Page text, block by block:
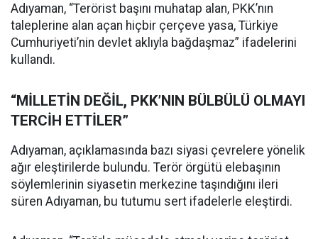
Adıyaman, “Terörist başını muhatap alan, PKK’nın
taleplerine alan açan hiçbir çerçeve yasa, Türkiye
Cumhuriyeti’nin devlet aklıyla bağdaşmaz” ifadelerini
kullandı.
“MİLLETİN DEĞİL, PKK’NIN BÜLBÜLÜ OLMAYI
TERCİH ETTİLER”
Adıyaman, açıklamasında bazı siyasi çevrelere yönelik
ağır eleştirilerde bulundu. Terör örgütü elebaşının
söylemlerinin siyasetin merkezine taşındığını ileri
süren Adıyaman, bu tutumu sert ifadelerle eleştirdi.